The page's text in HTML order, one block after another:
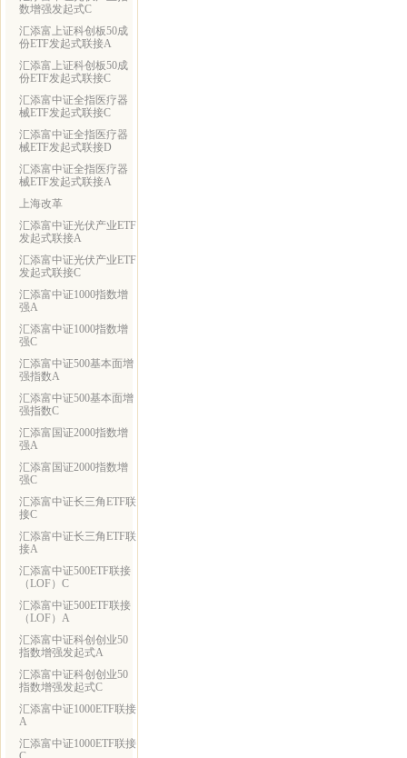
数增强发起式C
汇添富上证科创板50成
份ETF发起式联接A
汇添富上证科创板50成
份ETF发起式联接C
汇添富中证全指医疗器
械ETF发起式联接C
汇添富中证全指医疗器
械ETF发起式联接D
汇添富中证全指医疗器
械ETF发起式联接A
上海改革
汇添富中证光伏产业ETF
发起式联接A
汇添富中证光伏产业ETF
发起式联接C
汇添富中证1000指数增
强A
汇添富中证1000指数增
强C
汇添富中证500基本面增
强指数A
汇添富中证500基本面增
强指数C
汇添富国证2000指数增
强A
汇添富国证2000指数增
强C
汇添富中证长三角ETF联
接C
汇添富中证长三角ETF联
接A
汇添富中证500ETF联接
（LOF）C
汇添富中证500ETF联接
（LOF）A
汇添富中证科创创业50
指数增强发起式A
汇添富中证科创创业50
指数增强发起式C
汇添富中证1000ETF联接
A
汇添富中证1000ETF联接